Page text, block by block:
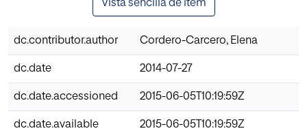
Vista sencilla de ítem
dc.contributor.author Cordero-Carcero, Elena
dc.date 2014-07-27
dc.date.accessioned 2015-06-05T10:19:59Z
dc.date.available 2015-06-05T10:19:59Z